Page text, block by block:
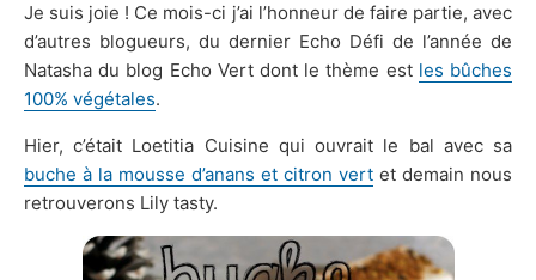
Je suis joie ! Ce mois-ci j’ai l’honneur de faire partie, avec
d’autres blogueurs, du dernier Echo Défi de l’année de
Natasha du blog Echo Vert dont le thème est les bûches
100% végétales.
Hier, c’était Loetitia Cuisine qui ouvrait le bal avec sa
buche à la mousse d’anans et citron vert et demain nous
retrouverons Lily tasty.